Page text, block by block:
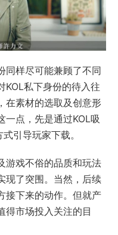
同样尽可能兼顾了不同
KOL私下身份的待入往
在素材的选取及创意形
一点，先是通过KOL吸
引导玩家下载。
游戏不俗的品质和玩法
现了突围。当然，后续
接下来的动作。但就产
得市场投入关注的目